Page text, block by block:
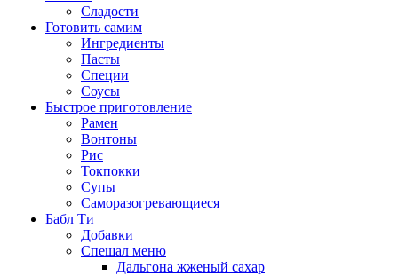
Сладости
Готовить самим
Ингредиенты
Пасты
Специи
Соусы
Быстрое приготовление
Рамен
Вонтоны
Рис
Токпокки
Супы
Саморазогревающиеся
Бабл Ти
Добавки
Спешал меню
Дальгона жженый сахар